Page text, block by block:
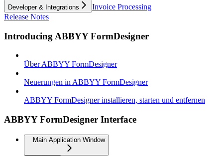
Developer & Integrations
Invoice Processing
Release Notes
Introducing ABBYY FormDesigner
Über ABBYY FormDesigner
Neuerungen in ABBYY FormDesigner
ABBYY FormDesigner installieren, starten und entfernen
ABBYY FormDesigner Interface
Main Application Window